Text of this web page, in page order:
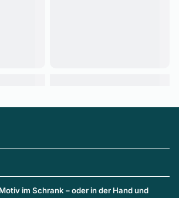
im Schrank – oder in der Hand und